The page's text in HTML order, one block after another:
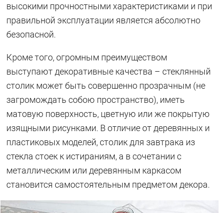
высокими прочностными характеристиками и при
правильной эксплуатации является абсолютно
безопасной.
Кроме того, огромным преимуществом
выступают декоративные качества – стеклянный
столик может быть совершенно прозрачным (не
загромождать собою пространство), иметь
матовую поверхность, цветную или же покрытую
изящными рисунками. В отличие от деревянных и
пластиковых моделей, столик для завтрака из
стекла стоек к истираниям, а в сочетании с
металлическим или деревянным каркасом
становится самостоятельным предметом декора.